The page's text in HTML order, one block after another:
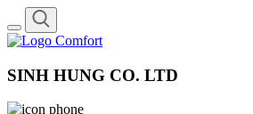
Toggle
navigation
SINH HUNG CO. LTD